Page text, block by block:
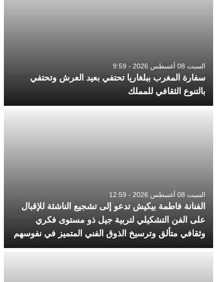
السبت 08 أغسطس 2026 - 9:59
سفارة المغرب ببلغاريا تحتفي بعيد العرش وتحتفي
بالتنوع الثقافي للمملك
السبت 08 أغسطس 2026 - 12:59
الفنانة فاطمة بيكيش تدعو إلى تشجيع الناشئة للإقبال
على الفن التشكيلي لتربية جيل ذو مستوى فكري
وثقافي متألق وترسيخ الذوق الفني المتميز في نفوسهم